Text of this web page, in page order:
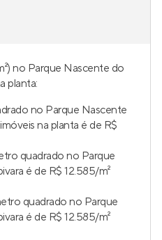
no Parque Nascente do
planta:
no Parque Nascente
na planta é de R$
quadrado no Parque
é de R$ 12.585/m²
quadrado no Parque
é de R$ 12.585/m²